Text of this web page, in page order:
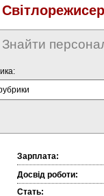
Знайти
Зарплата:
Досвід роботи:
Стать: